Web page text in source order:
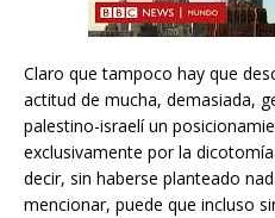
Claro que tampoco hay que
actitud de mucha, demasiada,
palestino-israelí un
exclusivamente por la
decir, sin haberse planteado
mencionar, puede que incluso